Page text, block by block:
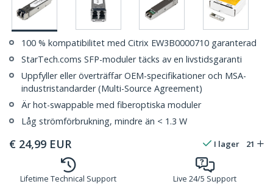
100 % kompatibilitet med Citrix EW3B0000710 garanterad
StarTech.coms SFP-moduler täcks av en livstidsgaranti
Uppfyller eller överträffar OEM-specifikationer och MSA-
industristandarder (Multi-Source Agreement)
Är hot-swappable med fiberoptiska moduler
Låg strömförbrukning, mindre än < 1.3 W
€ 24,99 EUR I lager 21
Lifetime Technical Support Live 24/5 Support